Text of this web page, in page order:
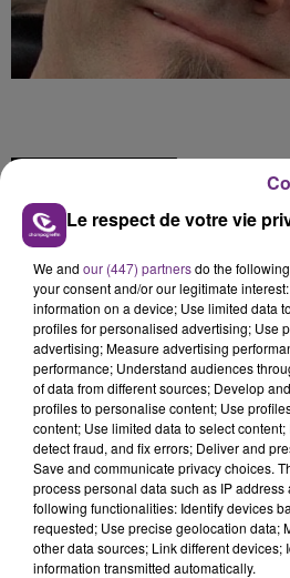
5 août 2026
UN FEU DE REMORQUE
CIRCULATION DANS LES
Un feu de remorque s'est
fin de matinée sur l'A34.
Le respect de votre vie
We and our (447) partnersdo the
your consent and/or our legitimate
information on a device; Use limited data
profiles for personalised advertising; Use
advertising; Measure advertising
performance; Understand audiences
of data from different sources; Develop
profiles to personalise content; Use
content; Use limited data to select
detect fraud, and fix errors; Deliver and
Save and communicate privacy choices.
process personal data such as IP
following functionalities: Identify devices
requested; Use precise geolocation data;
other data sources; Link different devices;
information transmitted automatically.